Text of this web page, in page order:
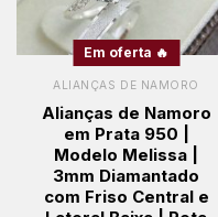
Em oferta 🔥
ALIANÇAS DE NAMORO
Alianças de Namoro
em Prata 950 |
Modelo Melissa |
3mm Diamantado
com Friso Central e